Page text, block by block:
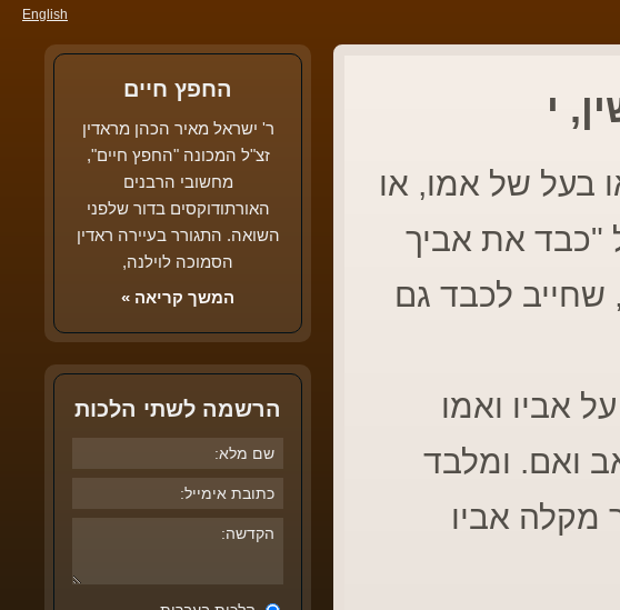
English
י
בעל של אמו, או
"כבד את אביך
שחייב לכבד גם
אביו ואמו
ואם. ומלבד
מקלה אביו
החפץ חיים
ר' ישראל מאיר הכהן מראדין
זצ"ל המכונה "החפץ חיים",
מחשובי הרבנים
האורתודוקסים בדור שלפני
השואה. התגורר בעיירה ראדין
הסמוכה לוילנה,
המשך קריאה »
הרשמה לשתי הלכות